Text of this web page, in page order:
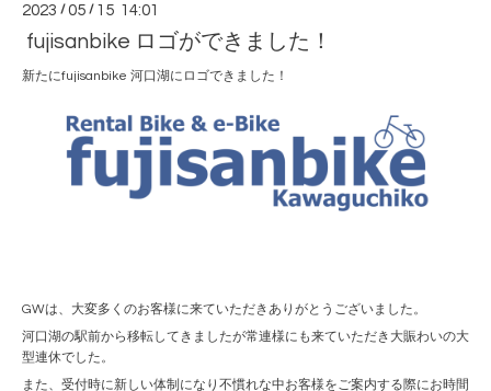
2023 /05 / 15 14:01
fujisanbike ロゴができました！
新たにfujisanbike 河口湖にロゴできました！
GWは、大変多くのお客様に来ていただきありがとうございました。
河口湖の駅前から移転してきましたが常連様にも来ていただき大賑わいの大
型連休でした。
また、受付時に新しい体制になり不慣れな中お客様をご案内する際にお時間